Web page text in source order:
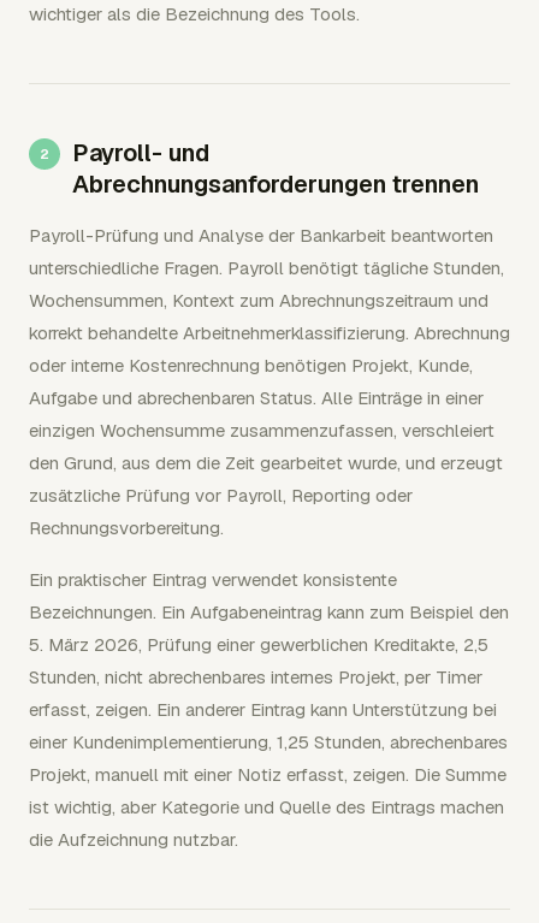
wichtiger als die Bezeichnung des Tools.
Payroll- und
Abrechnungsanforderungen trennen
Payroll-Prüfung und Analyse der Bankarbeit beantworten
unterschiedliche Fragen. Payroll benötigt tägliche Stunden,
Wochensummen, Kontext zum Abrechnungszeitraum und
korrekt behandelte Arbeitnehmerklassifizierung. Abrechnung
oder interne Kostenrechnung benötigen Projekt, Kunde,
Aufgabe und abrechenbaren Status. Alle Einträge in einer
einzigen Wochensumme zusammenzufassen, verschleiert
den Grund, aus dem die Zeit gearbeitet wurde, und erzeugt
zusätzliche Prüfung vor Payroll, Reporting oder
Rechnungsvorbereitung.
Ein praktischer Eintrag verwendet konsistente
Bezeichnungen. Ein Aufgabeneintrag kann zum Beispiel den
5. März 2026, Prüfung einer gewerblichen Kreditakte, 2,5
Stunden, nicht abrechenbares internes Projekt, per Timer
erfasst, zeigen. Ein anderer Eintrag kann Unterstützung bei
einer Kundenimplementierung, 1,25 Stunden, abrechenbares
Projekt, manuell mit einer Notiz erfasst, zeigen. Die Summe
ist wichtig, aber Kategorie und Quelle des Eintrags machen
die Aufzeichnung nutzbar.